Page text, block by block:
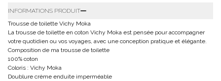
INFORMATIONS PRODUIT
Trousse de toilette Vichy Moka
La trousse de toilette en coton Vichy Moka est pensée pour accompagner
votre quotidien ou vos voyages, avec une conception pratique et élégante.
Composition de ma trousse de toilette
100% coton
Coloris : Vichy Moka
Doublure crème enduite imperméable